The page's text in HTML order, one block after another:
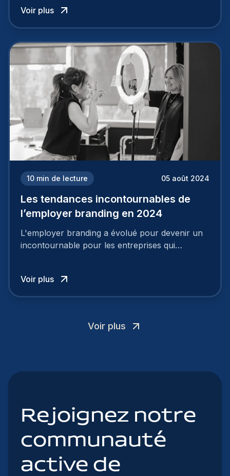
employeur solide et positive sont évidentes, ce
travail, pour qu’il soit réussi, ne peut se faire en
mettre en œuvre un certain nombre d’actions.
Voir plus
10 min de lecture 05 août 2024
Les tendances incontournables de
l’employer branding en 2024
L'employer branding a évolué pour devenir un
incontournable pour les entreprises qui
Voir plus
Voir plus
Rejoignez notre
communauté
active de